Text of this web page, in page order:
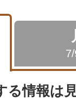
る情報は